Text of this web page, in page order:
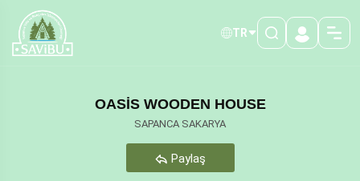
TR
OASİS WOODEN HOUSE
SAPANCA SAKARYA
Paylaş